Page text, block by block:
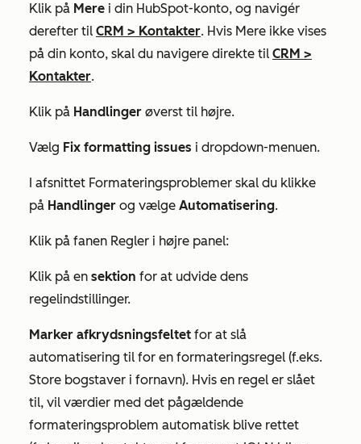
Klik på Mere i din HubSpot-konto, og navigér
derefter til CRM > Kontakter. Hvis Mere ikke vises
på din konto, skal du navigere direkte til CRM >
Kontakter.
Klik på Handlinger øverst til højre.
Vælg Fix formatting issues i dropdown-menuen.
I afsnittet Formateringsproblemer skal du klikke
på Handlinger og vælge Automatisering.
Klik på fanen Regler i højre panel:
Klik på en sektion for at udvide dens
regelindstillinger.
Marker afkrydsningsfeltet for at slå
automatisering til for en formateringsregel (f.eks.
Store bogstaver i fornavn). Hvis en regel er slået
til, vil værdier med det pågældende
formateringsproblem automatisk blive rettet